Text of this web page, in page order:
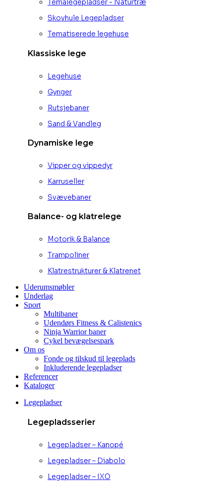
Temalegepladser - Naturtræ
Skovhule Legepladser
Tematiserede legehuse
Klassiske lege
Legehuse
Gynger
Rutsjebaner
Sand & Vandleg
Dynamiske lege
Vipper og vippedyr
Karruseller
Svævebaner
Balance- og klatrelege
Motorik & Balance
Trampoliner
Klatrestrukturer & Klatrenet
Uderumsmøbler
Underlag
Sport
Multibaner
Udendørs Fitness & Calistenics
Ninja Warrior baner
Cykel bevægelsespark
Om os
Fonde og tilskud til legeplads
Inkluderende legepladser
Referencer
Kataloger
Legepladser
Legepladsserier
Legepladser – Kanopé
Legepladser – Diabolo
Legepladser – IXO